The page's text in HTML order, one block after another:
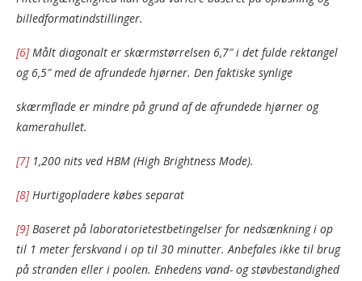
billedformatindstillinger.
[6]Målt diagonalt er skærmstørrelsen 6,7″ i det fulde rektangel
og 6,5″ med de afrundede hjørner. Den faktiske synlige
skærmflade er mindre på grund af de afrundede hjørner og
kamerahullet.
[7]1,200 nits ved HBM (High Brightness Mode).
[8]Hurtigopladere købes separat
[9]Baseret på laboratorietestbetingelser for nedsænkning i op
til 1 meter ferskvand i op til 30 minutter. Anbefales ikke til brug
på stranden eller i poolen. Enhedens vand- og støvbestandighed